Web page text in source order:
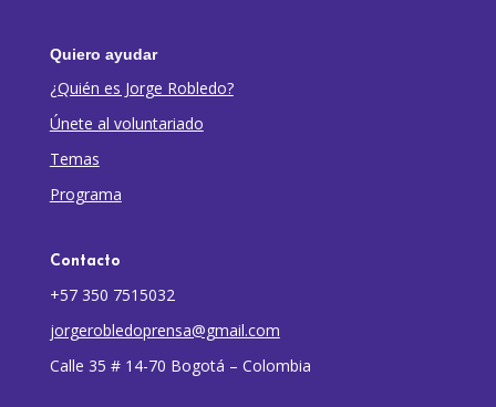
Quiero ayudar
¿Quién es Jorge Robledo?
Únete al voluntariado
Temas
Programa
Contacto
+57 350 7515032
jorgerobledoprensa@gmail.com
Calle 35 # 14-70 Bogotá – Colombia